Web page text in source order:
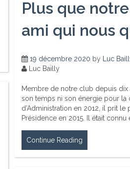
Plus que
ami qui nous
19 décembre 2020 by Luc
Luc Bailly
Membre de notre club depuis dix
son temps ni son énergie pour la
d’Administration en 2012, il prit le
Présidence en 2015. Il était
Continue Reading